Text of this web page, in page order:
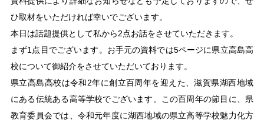
ひ取材をいただければ幸いでございます。
本日は話題提供として私から2点お話をさせていただきます。
まず1点目でございます。お手元の資料では5ページに県立高島高
校について御紹介をさせていただいております。
県立高島高校は令和2年に創立百周年を迎えた、滋賀県湖西地域
にある伝統ある高等学校でございます。この百周年の節目に、県
教育委員会では、令和元年度に湖西地域の県立高等学校魅力化方